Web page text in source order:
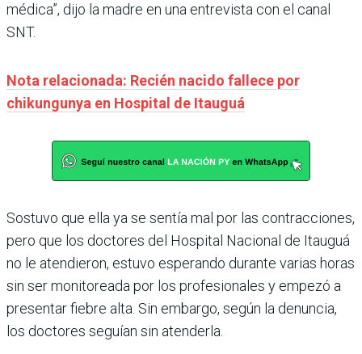
médica”, dijo la madre en una entrevista con el canal
SNT.
Nota relacionada: Recién nacido fallece por
chikungunya en Hospital de Itauguá
Sostuvo que ella ya se sentía mal por las contracciones,
pero que los doctores del Hospital Nacional de Itauguá
no le atendieron, estuvo esperando durante varias horas
sin ser monitoreada por los profesionales y empezó a
presentar fiebre alta. Sin embargo, según la denuncia,
los doctores seguían sin atenderla.